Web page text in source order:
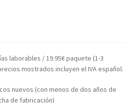
laborables / 19.95€ paquete (1-3
mostrados incluyen el IVA español.
nuevos (con menos de dos años de
de fabricación)